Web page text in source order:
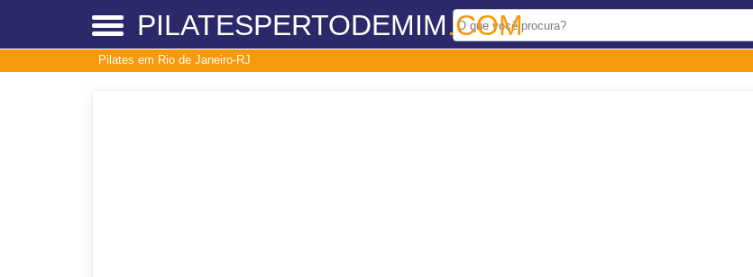
PILATESPERTODEMIM.COM
Pilates em Rio de Janeiro-RJ